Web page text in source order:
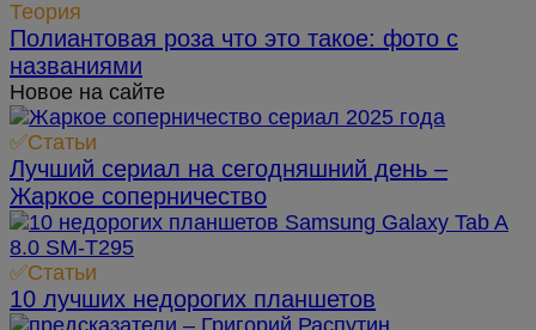
Теория
Полиантовая роза что это такое: фото с
названиями
Новое на сайте
✅Статьи
Лучший сериал на сегодняшний день –
Жаркое соперничество
✅Статьи
10 лучших недорогих планшетов